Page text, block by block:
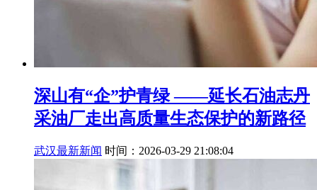
深山有“企”护青绿 ——延长石油志丹
采油厂走出高质量生态保护的新路径
武汉最新新闻 时间：2026-03-29 21:08:04